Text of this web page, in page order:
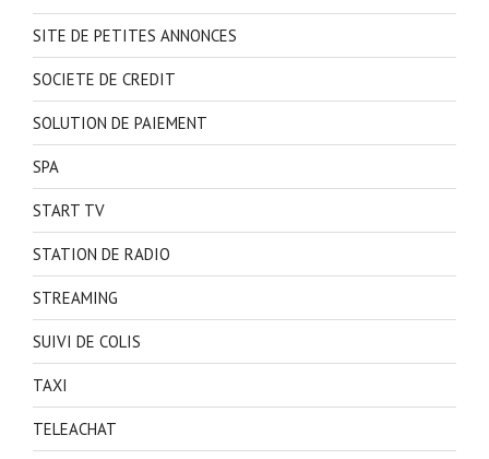
SITE DE PETITES ANNONCES
SOCIETE DE CREDIT
SOLUTION DE PAIEMENT
SPA
START TV
STATION DE RADIO
STREAMING
SUIVI DE COLIS
TAXI
TELEACHAT